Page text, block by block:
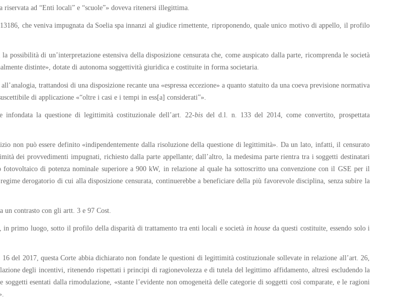
ad “Enti locali” e “scuole”» doveva ritenersi illegittima.
che veniva impugnata da Soelia spa innanzi al giudice rimettente, riproponendo, quale unico motivo di appello, il profilo
di un’interpretazione estensiva della disposizione censurata che, come auspicato dalla parte, ricomprenda le società
distinte», dotate di autonoma soggettività giuridica e costituite in forma societaria.
all’analogia, trattandosi di una disposizione recante una «espressa eccezione» a quanto statuito da una coeva previsione normativa
di applicazione «“oltre i casi e i tempi in ess[a] considerati”».
la questione di legittimità costituzionale dell’art. 22-bis del d.l. n. 133 del 2014, come convertito, prospettata
non può essere definito «indipendentemente dalla risoluzione della questione di legittimità». Da un lato, infatti, il censurato
dei provvedimenti impugnati, richiesto dalla parte appellante; dall’altro, la medesima parte rientra tra i soggetti destinatari
di potenza nominale superiore a 900 kW, in relazione al quale ha sottoscritto una convenzione con il GSE per il
derogatorio di cui alla disposizione censurata, continuerebbe a beneficiare della più favorevole disciplina, senza subire la
un contrasto con gli artt. 3 e 97 Cost.
in primo luogo, sotto il profilo della disparità di trattamento tra enti locali e società in house da questi costituite, essendo solo i
del 2017, questa Corte abbia dichiarato non fondate le questioni di legittimità costituzionale sollevate in relazione all’art. 26,
degli incentivi, ritenendo rispettati i principi di ragionevolezza e di tutela del legittimo affidamento, altresì escludendo la
esentati dalla rimodulazione, «stante l’evidente non omogeneità delle categorie di soggetti così comparate, e le ragioni